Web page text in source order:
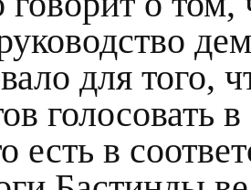
для того,
голосовать
есть в